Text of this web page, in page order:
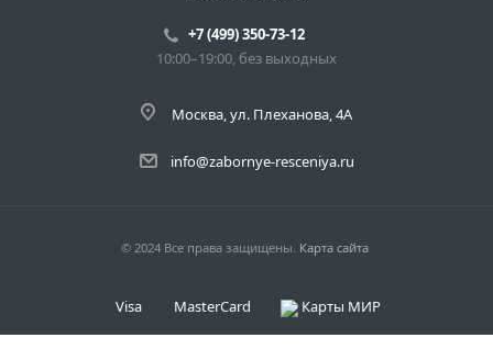
+7 (499) 350-73-12
10:00–19:00, без выходных
Москва, ул. Плеханова, 4А
info@zabornye-resceniya.ru
© 2024 Все права защищены. Карта сайта
Visa MasterCard Карты МИР